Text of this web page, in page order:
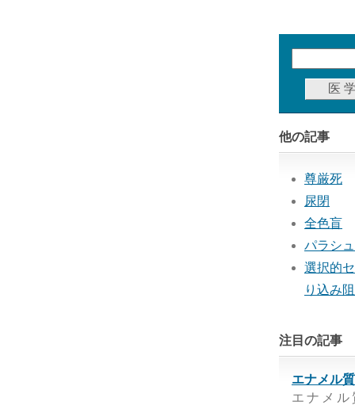
他の記事
尊厳死
尿閉
全色盲
パラシ
選択的
り込み
注目の記事
エナメル質
エナメ